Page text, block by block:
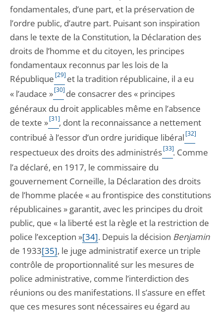
fondamentales, d’une part, et la préservation de
l’ordre public, d’autre part. Puisant son inspiration
dans le texte de la Constitution, la Déclaration des
droits de l’homme et du citoyen, les principes
fondamentaux reconnus par les lois de la
République [29]et la tradition républicaine, il a eu
« l’audace »[30]de consacrer des « principes
généraux du droit applicables même en l’absence
de texte »[31], dont la reconnaissance a nettement
contribué à l’essor d’un ordre juridique libéral [32]
respectueux des droits des administrés[33]. Comme
l’a déclaré, en 1917, le commissaire du
gouvernement Corneille, la Déclaration des droits
de l’homme placée « au frontispice des constitutions
républicaines » garantit, avec les principes du droit
public, que « la liberté est la règle et la restriction de
police l’exception »[34]. Depuis la décision Benjamin
de 1933[35], le juge administratif exerce un triple
contrôle de proportionnalité sur les mesures de
police administrative, comme l’interdiction des
réunions ou des manifestations. Il s’assure en effet
que ces mesures sont nécessaires eu égard au